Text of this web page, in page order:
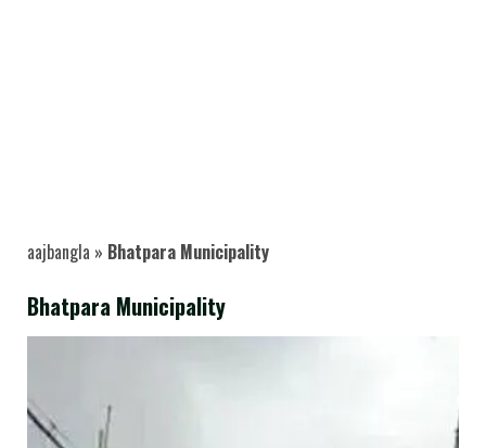
aajbangla » Bhatpara Municipality
Bhatpara Municipality